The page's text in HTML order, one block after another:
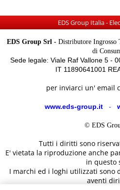
EDS Group Italia -
EDS Group Srl -Distributore Ingrosso
di
Sede legale: Viale Raf Vallone 5 -
IT 11890641001
per inviarci un' email
www.eds-group.it -
© EDS
Tutti i diritti sono
E' vietata la riproduzione anche
in questo
I marchi ed i loghi utilizzati sono
aventi